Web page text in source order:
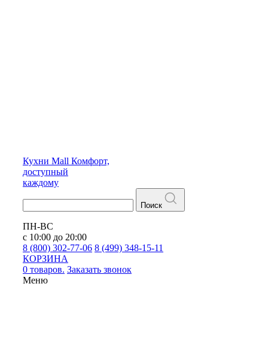
Кухни Mall Комфорт,
доступный
каждому
Поиск
ПН-ВС
с 10:00 до 20:00
8 (800) 302-77-06 8 (499) 348-15-11
КОРЗИНА
0 товаров. Заказать звонок
Меню